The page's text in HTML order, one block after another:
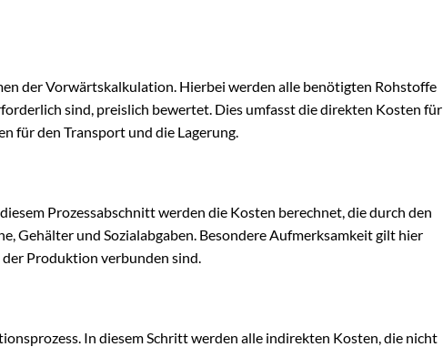
der Vorwärtskalkulation. Hierbei werden alle benötigten Rohstoffe
sind, preislich bewertet. Dies umfasst die direkten Kosten für
für den Transport und die Lagerung.
Prozessabschnitt werden die Kosten berechnet, die durch den
Gehälter und Sozialabgaben. Besondere Aufmerksamkeit gilt hier
Produktion verbunden sind.
In diesem Schritt werden alle indirekten Kosten, die nicht